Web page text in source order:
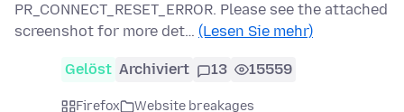
PR_CONNECT_RESET_ERROR. Please see the attached
screenshot for more det… (Lesen Sie mehr)
Gelöst Archiviert 13 15559
Firefox
Website breakages